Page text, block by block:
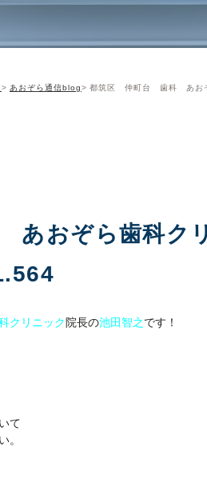
あおぞら通信blog 都筑区 仲町台 歯科 あお
おぞら歯科ク
クリニック 院長の池田智之です！
て
。